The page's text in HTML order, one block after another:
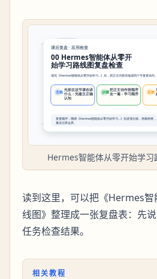
Hermes智能体从零开始学习
读到这里，可以把《Hermes
线图》整理成一张复盘表：先
任务检查结果。
相关教程